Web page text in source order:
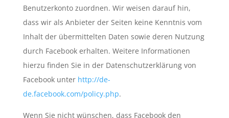
Benutzerkonto zuordnen. Wir weisen darauf hin,
dass wir als Anbieter der Seiten keine Kenntnis vom
Inhalt der übermittelten Daten sowie deren Nutzung
durch Facebook erhalten. Weitere Informationen
hierzu finden Sie in der Datenschutzerklärung von
Facebook unter http://de-
de.facebook.com/policy.php.
Wenn Sie nicht wünschen, dass Facebook den